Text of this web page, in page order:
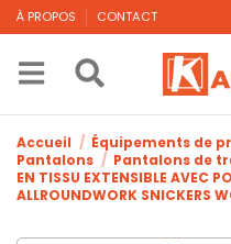
À PROPOS CONTACT
Accueil
Équipements de
Pantalons
Pantalons de
EN TISSU EXTENSIBLE AVEC
ALLROUNDWORK SNICKERS